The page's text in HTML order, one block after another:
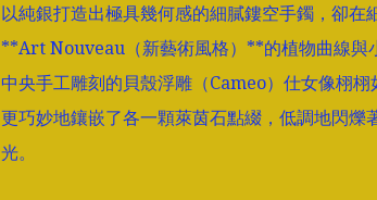
以純銀打造出極具幾何感的細膩鏤空手鐲，卻在
**Art Nouveau（新藝術風格）**的植物曲線與
中央手工雕刻的貝殼浮雕（Cameo）仕女像栩栩
更巧妙地鑲嵌了各一顆萊茵石點綴，低調地閃爍
光。